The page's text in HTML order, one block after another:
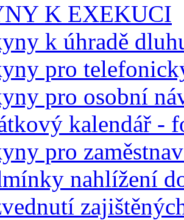
K EXEKUCI
k úhradě
pro
pro osobní
kalendář -
pro
nahlížení